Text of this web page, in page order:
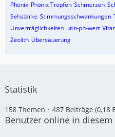
Phönix Phönix Tropfen Schmerzen
Sehstärke Stimmungsschwankungen
Unverträglichkeiten urin-ph-wert
Zeolith Übersäuerung
Statistik
158 Themen 487 Beiträge (0,18
Benutzer online in diesem